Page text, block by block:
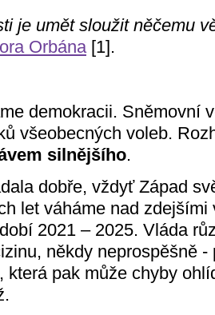
je umět sloužit něčemu
Orbána[1].
demokracii. Sněmovní
všeobecných voleb.
silnějšího.
dobře, vždyť Západ
let váháme nad
2021 – 2025. Vláda
někdy neprospěšně
která pak může chyby